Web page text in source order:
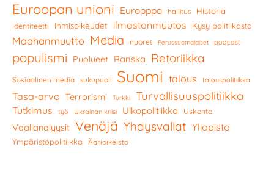
Euroopan unioni Eurooppa hallitus Historia
Identiteetti Ihmisoikeudet ilmastonmuutos Kysy politiikasta
Maahanmuutto Media nuoret Perussuomalaiset podcast
populismi Puolueet Ranska Retoriikka
Sosiaalinen media sukupuoli Suomi talous talouspolitiikka
Tasa-arvo Terrorismi Turkki Turvallisuuspolitiikka
Tutkimus työ Ukrainan kriisi Ulkopolitiikka Uskonto
Vaalianalyysit Venäjä Yhdysvallat Yliopisto
Ympäristöpolitiikka Äärioikeisto